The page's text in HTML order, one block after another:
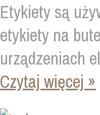
Etykiety są
etykiety na
urządzeniach
Czytaj więcej »